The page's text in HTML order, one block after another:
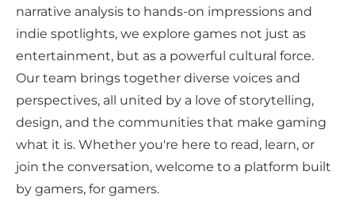
narrative analysis to hands-on impressions and
indie spotlights, we explore games not just as
entertainment, but as a powerful cultural force.
Our team brings together diverse voices and
perspectives, all united by a love of storytelling,
design, and the communities that make gaming
what it is. Whether you're here to read, learn, or
join the conversation, welcome to a platform built
by gamers, for gamers.